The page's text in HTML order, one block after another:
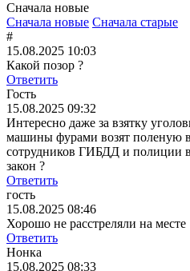
Сначала новые
Сначала новые Сначала старые
#
15.08.2025 10:03
Какой позор ?
Ответить
Гость
15.08.2025 09:32
Интересно даже за взятку
машины фурами возят поленую
сотрудников ГИБДД и полиции
закон ?
Ответить
гость
15.08.2025 08:46
Хорошо не расстреляли на месте
Ответить
Нонка
15.08.2025 08:33